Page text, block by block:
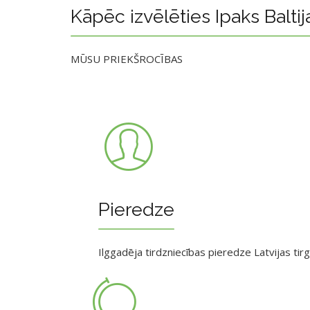
Kāpēc izvēlēties Ipaks
MŪSU PRIEKŠROCĪBAS
Pieredze
Ilggadēja tirdzniecības pieredze Latvijas